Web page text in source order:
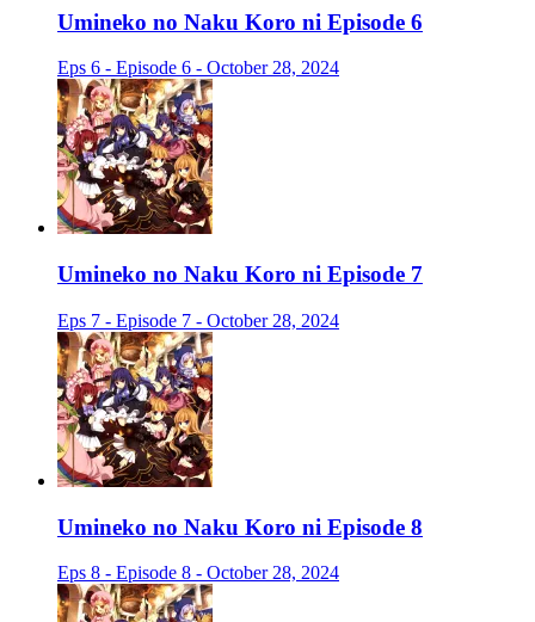
Umineko no Naku Koro ni Episode 6
Eps 6 - Episode 6 - October 28, 2024
Umineko no Naku Koro ni Episode 7
Eps 7 - Episode 7 - October 28, 2024
Umineko no Naku Koro ni Episode 8
Eps 8 - Episode 8 - October 28, 2024